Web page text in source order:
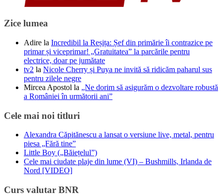
Zice lumea
Adire la Incredibil la Reșița: Șef din primărie îi contrazice pe
primar și viceprimar! „Gratuitatea” la parcările pentru
electrice, doar pe jumătate
tv2 la Nicole Cherry și Puya ne invită să ridicăm paharul sus
pentru zilele negre
Mircea Apostol la „Ne dorim să asigurăm o dezvoltare robustă
a României în următorii ani”
Cele mai noi titluri
Alexandra Căpitănescu a lansat o versiune live, metal, pentru
piesa „Fără tine”
Little Boy („Băiețelul”)
Cele mai ciudate plaje din lume (VI) – Bushmills, Irlanda de
Nord [VIDEO]
Curs valutar BNR